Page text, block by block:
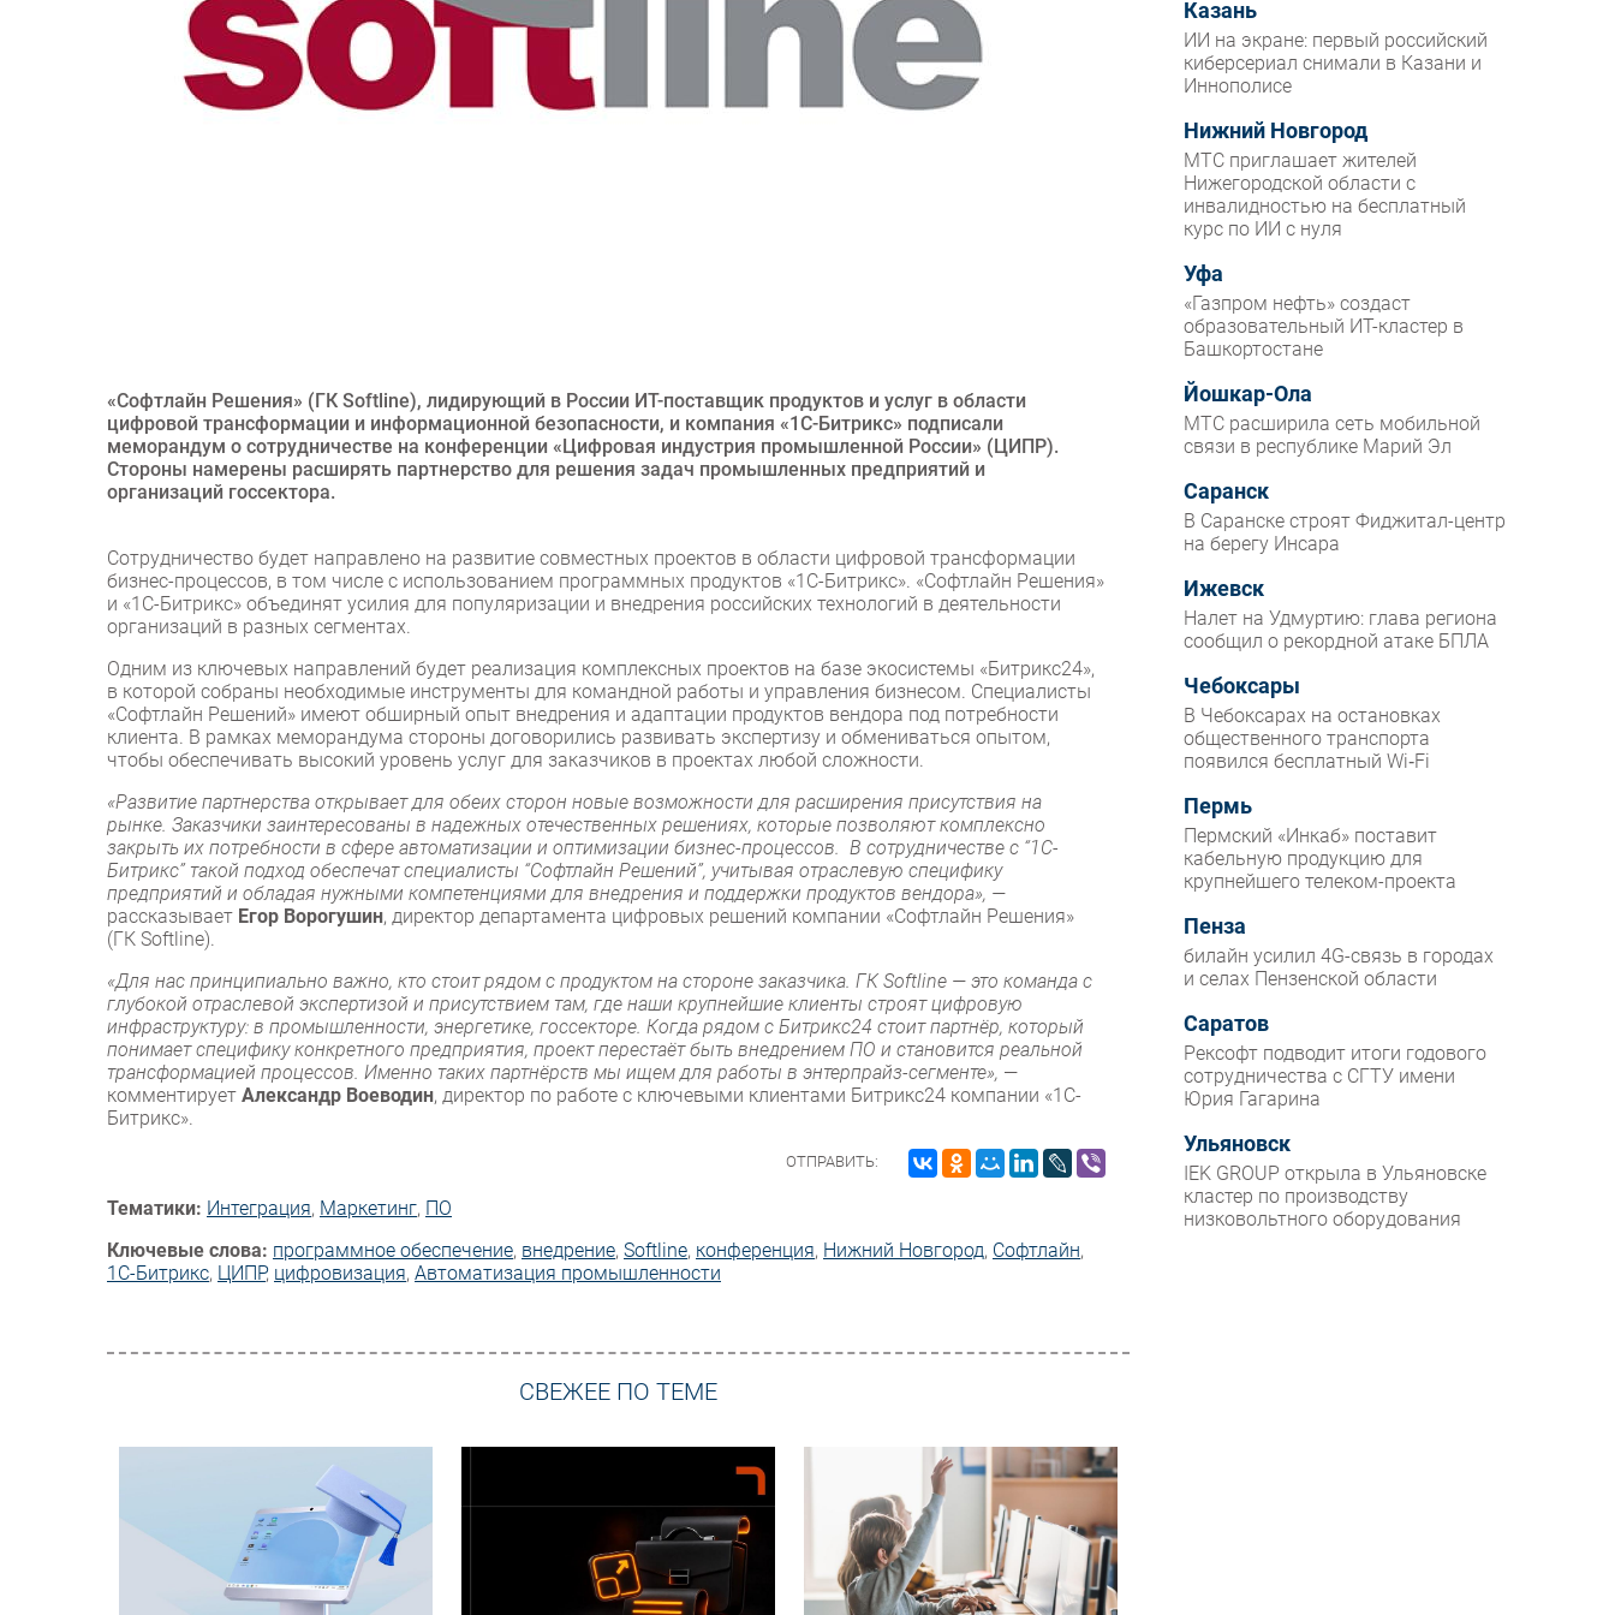
«Софтлайн Решения» (ГК Softline), лидирующий в России ИТ-поставщик продуктов и услуг в области
цифровой трансформации и информационной безопасности, и компания «1С-Битрикс» подписали
меморандум о сотрудничестве на конференции «Цифровая индустрия промышленной России» (ЦИПР).
Стороны намерены расширять партнерство для решения задач промышленных предприятий и
организаций госсектора.
Сотрудничество будет направлено на развитие совместных проектов в области цифровой трансформации
бизнес-процессов, в том числе с использованием программных продуктов «1С-Битрикс». «Софтлайн Решения»
и «1С-Битрикс» объединят усилия для популяризации и внедрения российских технологий в деятельности
организаций в разных сегментах.
Одним из ключевых направлений будет реализация комплексных проектов на базе экосистемы «Битрикс24»,
в которой собраны необходимые инструменты для командной работы и управления бизнесом. Специалисты
«Софтлайн Решений» имеют обширный опыт внедрения и адаптации продуктов вендора под потребности
клиента. В рамках меморандума стороны договорились развивать экспертизу и обмениваться опытом,
чтобы обеспечивать высокий уровень услуг для заказчиков в проектах любой сложности.
«Развитие партнерства открывает для обеих сторон новые возможности для расширения присутствия на
рынке. Заказчики заинтересованы в надежных отечественных решениях, которые позволяют комплексно
закрыть их потребности в сфере автоматизации и оптимизации бизнес-процессов. В сотрудничестве с “1С-
Битрикс” такой подход обеспечат специалисты “Софтлайн Решений”, учитывая отраслевую специфику
предприятий и обладая нужными компетенциями для внедрения и поддержки продуктов вендора», —
рассказывает Егор Ворогушин, директор департамента цифровых решений компании «Софтлайн Решения»
(ГК Softline).
«Для нас принципиально важно, кто стоит рядом с продуктом на стороне заказчика. ГК Softline — это команда с
глубокой отраслевой экспертизой и присутствием там, где наши крупнейшие клиенты строят цифровую
инфраструктуру: в промышленности, энергетике, госсекторе. Когда рядом с Битрикс24 стоит партнёр, который
понимает специфику конкретного предприятия, проект перестаёт быть внедрением ПО и становится реальной
трансформацией процессов. Именно таких партнёрств мы ищем для работы в энтерпрайз-сегменте», —
комментирует Александр Воеводин, директор по работе с ключевыми клиентами Битрикс24 компании «1С-
Битрикс».
ОТПРАВИТЬ:
Тематики: Интеграция, Маркетинг, ПО
Ключевые слова: программное обеспечение, внедрение, Softline, конференция, Нижний Новгород, Софтлайн,
1С-Битрикс, ЦИПР, цифровизация, Автоматизация промышленности
СВЕЖЕЕ ПО ТЕМЕ
Казань
ИИ на экране: первый российский
киберсериал снимали в Казани и
Иннополисе
Нижний Новгород
МТС приглашает жителей
Нижегородской области с
инвалидностью на бесплатный
курс по ИИ с нуля
Уфа
«Газпром нефть» создаст
образовательный ИТ-кластер в
Башкортостане
Йошкар-Ола
МТС расширила сеть мобильной
связи в республике Марий Эл
Саранск
В Саранске строят Фиджитал-центр
на берегу Инсара
Ижевск
Налет на Удмуртию: глава региона
сообщил о рекордной атаке БПЛА
Чебоксары
В Чебоксарах на остановках
общественного транспорта
появился бесплатный Wi‑Fi
Пермь
Пермский «Инкаб» поставит
кабельную продукцию для
крупнейшего телеком-проекта
Пенза
билайн усилил 4G-связь в городах
и селах Пензенской области
Саратов
Рексофт подводит итоги годового
сотрудничества с СГТУ имени
Юрия Гагарина
Ульяновск
IEK GROUP открыла в Ульяновске
кластер по производству
низковольтного оборудования